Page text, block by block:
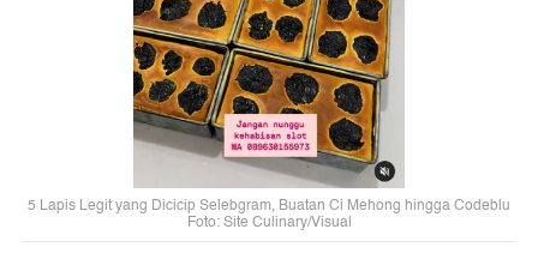
5 Lapis Legit yang Dicicip Selebgram, Buatan Ci Mehong hingga Codeblu
Foto: Site Culinary/Visual